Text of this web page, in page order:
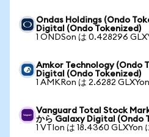
Ondas Holdings (Ondo
Digital (Ondo Tokenized)
1 ONDSon は 0.428296
Amkor Technology (Ondo
Digital (Ondo Tokenized)
1 AMKRon は 2.6282
Vanguard Total Stock
から Galaxy Digital (Ondo
1 VTIon は 18.4360 GLXYon